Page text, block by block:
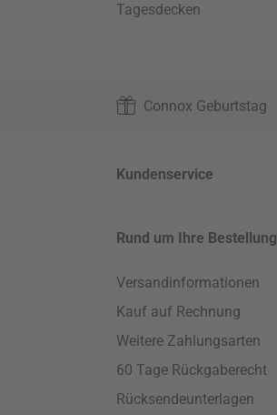
Tagesdecken
Connox Geburtstag
Kundenservice
Rund um Ihre Bestellung
Versandinformationen
Kauf auf Rechnung
Weitere Zahlungsarten
60 Tage Rückgaberecht
Rücksendeunterlagen